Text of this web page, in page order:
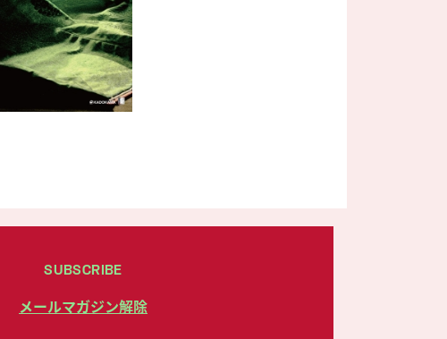
SUBSCRIBE
メールマガジン解除